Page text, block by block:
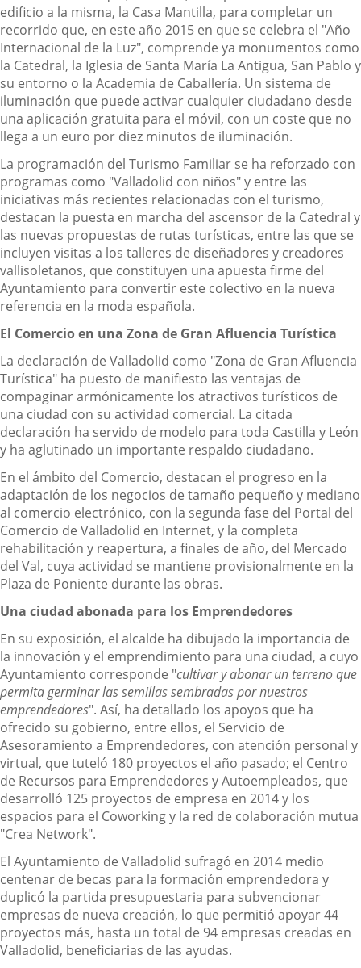
edificio a la misma, la Casa Mantilla, para completar un
recorrido que, en este año 2015 en que se celebra el "Año
Internacional de la Luz", comprende ya monumentos como
la Catedral, la Iglesia de Santa María La Antigua, San Pablo y
su entorno o la Academia de Caballería. Un sistema de
iluminación que puede activar cualquier ciudadano desde
una aplicación gratuita para el móvil, con un coste que no
llega a un euro por diez minutos de iluminación.
La programación del Turismo Familiar se ha reforzado con
programas como "Valladolid con niños" y entre las
iniciativas más recientes relacionadas con el turismo,
destacan la puesta en marcha del ascensor de la Catedral y
las nuevas propuestas de rutas turísticas, entre las que se
incluyen visitas a los talleres de diseñadores y creadores
vallisoletanos, que constituyen una apuesta firme del
Ayuntamiento para convertir este colectivo en la nueva
referencia en la moda española.
El Comercio en una Zona de Gran Afluencia Turística
La declaración de Valladolid como "Zona de Gran Afluencia
Turística" ha puesto de manifiesto las ventajas de
compaginar armónicamente los atractivos turísticos de
una ciudad con su actividad comercial. La citada
declaración ha servido de modelo para toda Castilla y León
y ha aglutinado un importante respaldo ciudadano.
En el ámbito del Comercio, destacan el progreso en la
adaptación de los negocios de tamaño pequeño y mediano
al comercio electrónico, con la segunda fase del Portal del
Comercio de Valladolid en Internet, y la completa
rehabilitación y reapertura, a finales de año, del Mercado
del Val, cuya actividad se mantiene provisionalmente en la
Plaza de Poniente durante las obras.
Una ciudad abonada para los Emprendedores
En su exposición, el alcalde ha dibujado la importancia de
la innovación y el emprendimiento para una ciudad, a cuyo
Ayuntamiento corresponde "cultivar y abonar un terreno que
permita germinar las semillas sembradas por nuestros
emprendedores". Así, ha detallado los apoyos que ha
ofrecido su gobierno, entre ellos, el Servicio de
Asesoramiento a Emprendedores, con atención personal y
virtual, que tuteló 180 proyectos el año pasado; el Centro
de Recursos para Emprendedores y Autoempleados, que
desarrolló 125 proyectos de empresa en 2014 y los
espacios para el Coworking y la red de colaboración mutua
"Crea Network".
El Ayuntamiento de Valladolid sufragó en 2014 medio
centenar de becas para la formación emprendedora y
duplicó la partida presupuestaria para subvencionar
empresas de nueva creación, lo que permitió apoyar 44
proyectos más, hasta un total de 94 empresas creadas en
Valladolid, beneficiarias de las ayudas.